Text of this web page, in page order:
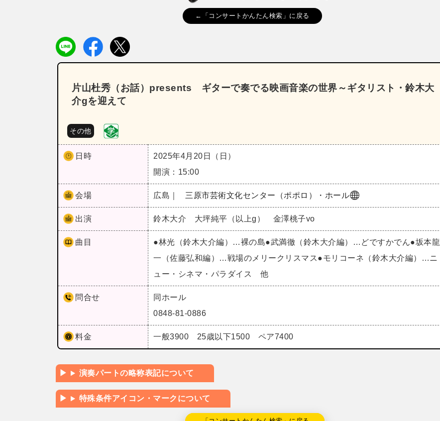
←「コンサートかんたん検索」に戻る
片山杜秀（お話）presents ギターで奏でる映画音楽の世界～ギタリスト・鈴木大
介gを迎えて
その他
日時
2025年4月20日（日）
開演：15:00
会場 広島｜ 三原市芸術文化センター（ポポロ）・ホール
出演 鈴木大介 大坪純平（以上g） 金澤桃子vo
曲目
●林光（鈴木大介編）…裸の島●武満徹（鈴木大介編）…どですかでん●坂本龍
一（佐藤弘和編）…戦場のメリークリスマス●モリコーネ（鈴木大介編）…ニ
ュー・シネマ・パラダイス 他
問合せ
同ホール
0848-81-0886
料金 一般3900 25歳以下1500 ペア7400
演奏パートの略称表記について
特殊条件アイコン・マークについて